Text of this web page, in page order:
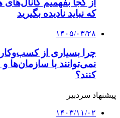
که نباید نادیده بگیرید
۱۴۰۵/۰۳/۲۸
چرا بسیاری از
نمی‌توانند با
کنند؟
پیشنهاد سردبیر
۱۴۰۳/۱۱/۰۲